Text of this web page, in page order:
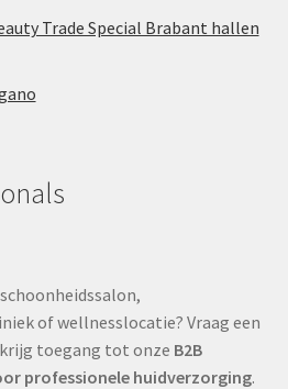
Trade Special Brabant hallen
of wellnesslocatie? Vraag een
toegang tot onze B2B
professionele huidverzorging.